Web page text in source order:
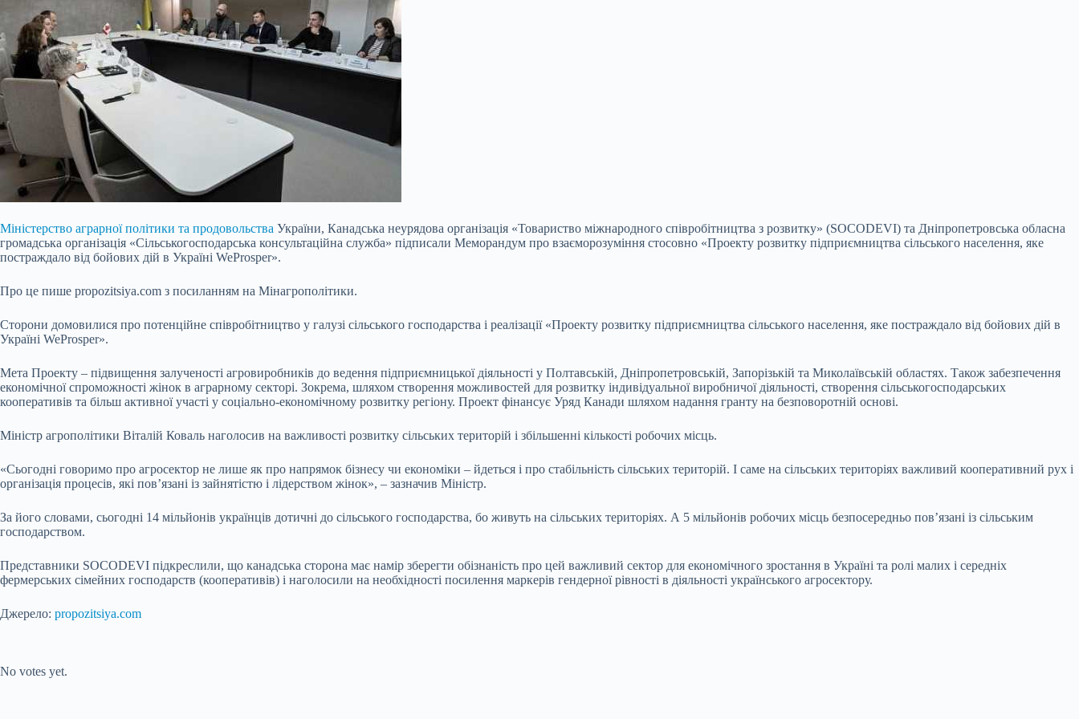
Міністерство аграрної політики та продовольства України, Канадська неурядова організація «Товариство міжнародного співробітництва з розвитку» (SOCODEVI) та Дніпропетровська обласна
громадська організація «Сільськогосподарська консультаційна служба» підписали Меморандум про взаєморозуміння стосовно «Проекту розвитку підприємництва сільського населення, яке
постраждало від бойових дій в Україні WeProsper».
Про це пише propozitsiya.com з посиланням на Мінагрополітики.
Сторони домовилися про потенційне співробітництво у галузі сільського господарства і реалізації «Проекту розвитку підприємництва сільського населення, яке постраждало від бойових дій в
Україні WeProsper».
Мета Проекту – підвищення залученості агровиробників до ведення підприємницької діяльності у Полтавській, Дніпропетровській, Запорізькій та Миколаївській областях. Також забезпечення
економічної спроможності жінок в аграрному секторі. Зокрема, шляхом створення можливостей для розвитку індивідуальної виробничої діяльності, створення сільськогосподарських
кооперативів та більш активної участі у соціально-економічному розвитку регіону. Проект фінансує Уряд Канади шляхом надання гранту на безповоротній основі.
Міністр агрополітики Віталій Коваль наголосив на важливості розвитку сільських територій і збільшенні кількості робочих місць.
«Сьогодні говоримо про агросектор не лише як про напрямок бізнесу чи економіки – йдеться і про стабільність сільських територій. І саме на сільських територіях важливий кооперативний рух і
організація процесів, які пов’язані із зайнятістю і лідерством жінок», – зазначив Міністр.
За його словами, сьогодні 14 мільйонів українців дотичні до сільського господарства, бо живуть на сільських територіях. А 5 мільйонів робочих місць безпосередньо пов’язані із сільським
господарством.
Представники SOCODEVI підкреслили, що канадська сторона має намір зберегти обізнаність про цей важливий сектор для економічного зростання в Україні та ролі малих і середніх
фермерських сімейних господарств (кооперативів) і наголосили на необхідності посилення маркерів гендерної рівності в діяльності українського агросектору.
Джерело: propozitsiya.com
No votes yet.